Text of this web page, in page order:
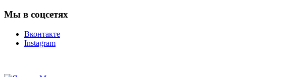
Мы в соцсетях
Вконтакте
Instagram